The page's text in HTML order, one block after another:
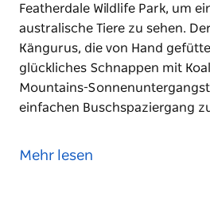
Featherdale Wildlife Park, um
australische Tiere zu sehen.
Kängurus, die von Hand
glückliches Schnappen mit
Mountains-
einfachen Buschspaziergang
Mountains, wenn sie zum
Mehr lesen